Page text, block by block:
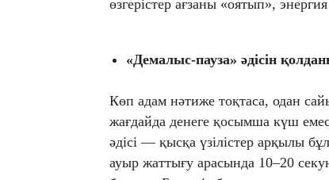
өзгерістер ағзаны «оятып»,
«Демалыс-пауза» әдісін
Көп адам нәтиже тоқтаса, одан
жағдайда денеге қосымша күш
әдісі — қысқа үзілістер арқылы
ауыр жаттығу арасында 10–20